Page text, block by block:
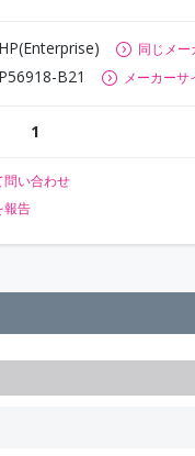
HP(Enterprise) 同じメ
P56918-B21 メーカーサ
1
問い合わせ
報告